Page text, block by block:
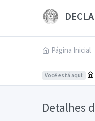
Página Inicial
Você está aqui:
Detalhes